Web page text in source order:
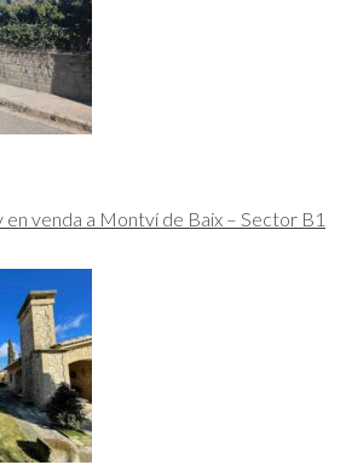
en venda a Montví de Baix – Sector B1